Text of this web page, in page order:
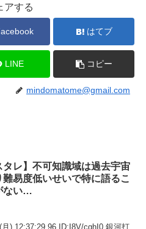
アする
はてブ
LINE コピー
mindomatome@gmail.com
タレ】不可知識域は過去宇宙
難易度低いせいで特に語るこ
ない…
) 12:37:29.96 ID:I8V/cghI0 銀河打